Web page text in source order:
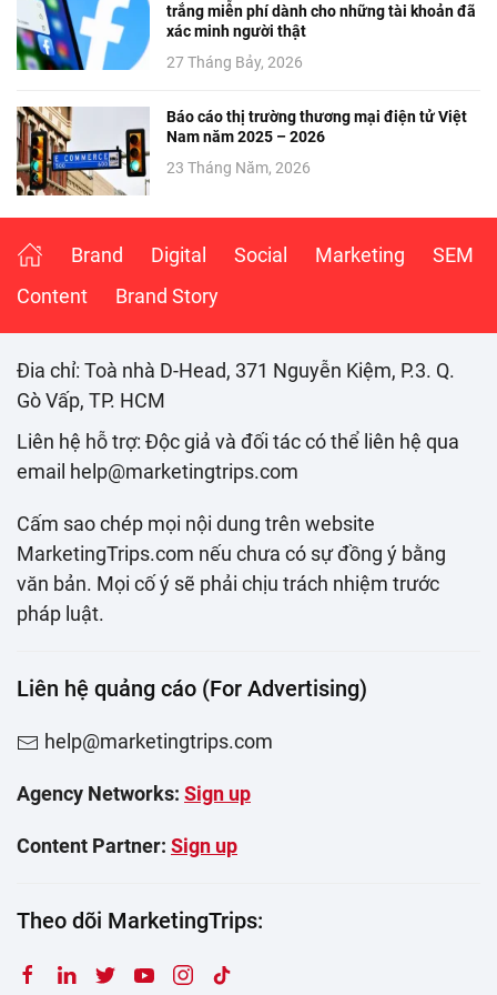
trắng miễn phí dành cho những tài khoản đã
xác minh người thật
27 Tháng Bảy, 2026
Báo cáo thị trường thương mại điện tử Việt
Nam năm 2025 – 2026
23 Tháng Năm, 2026
Brand Digital Social Marketing
SEM
Content
Brand Story
Đia chỉ: Toà nhà D-Head, 371 Nguyễn Kiệm, P.3. Q.
Gò Vấp, TP. HCM
Liên hệ hỗ trợ: Độc giả và đối tác có thể liên hệ qua
email help@marketingtrips.com
Cấm sao chép mọi nội dung trên website
MarketingTrips.com nếu chưa có sự đồng ý bằng
văn bản. Mọi cố ý sẽ phải chịu trách nhiệm trước
pháp luật.
Liên hệ quảng cáo (For Advertising)
help@marketingtrips.com
Agency Networks: Sign up
Content Partner: Sign up
Theo dõi MarketingTrips: